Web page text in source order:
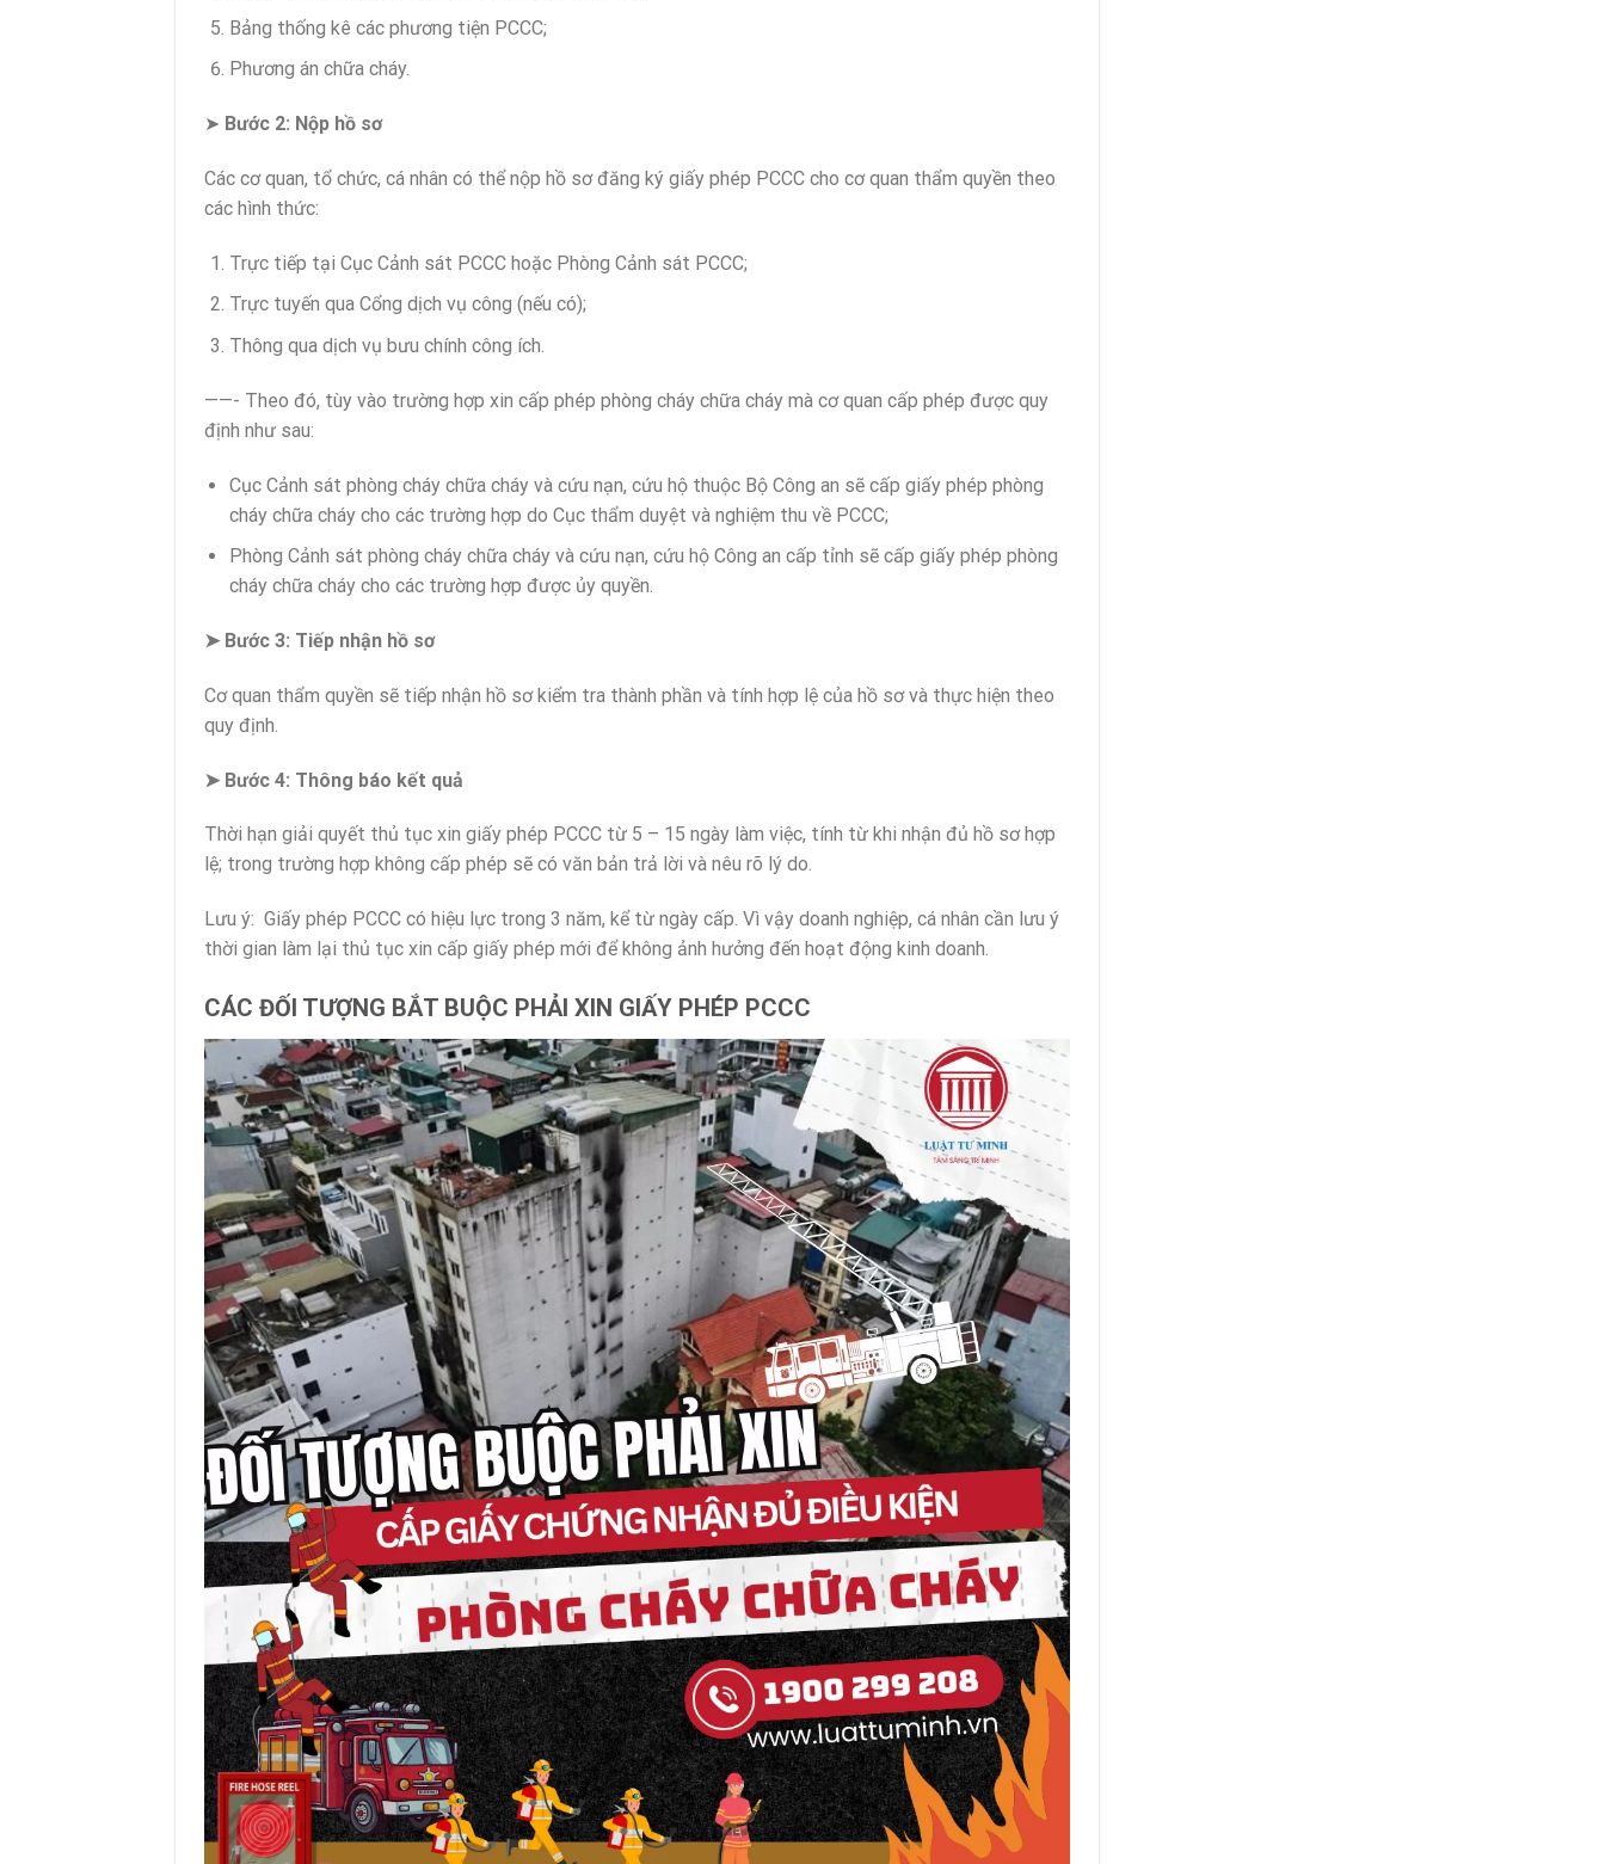
Bảng thống kê các phương tiện PCCC;
Phương án chữa cháy.
➤ Bước 2: Nộp hồ sơ
Các cơ quan, tổ chức, cá nhân có thể nộp hồ sơ đăng ký giấy phép PCCC cho cơ quan thẩm quyền theo
các hình thức:
Trực tiếp tại Cục Cảnh sát PCCC hoặc Phòng Cảnh sát PCCC;
Trực tuyến qua Cổng dịch vụ công (nếu có);
Thông qua dịch vụ bưu chính công ích.
——- Theo đó, tùy vào trường hợp xin cấp phép phòng cháy chữa cháy mà cơ quan cấp phép được quy
định như sau:
Cục Cảnh sát phòng cháy chữa cháy và cứu nạn, cứu hộ thuộc Bộ Công an sẽ cấp giấy phép phòng
cháy chữa cháy cho các trường hợp do Cục thẩm duyệt và nghiệm thu về PCCC;
Phòng Cảnh sát phòng cháy chữa cháy và cứu nạn, cứu hộ Công an cấp tỉnh sẽ cấp giấy phép phòng
cháy chữa cháy cho các trường hợp được ủy quyền.
➤ Bước 3: Tiếp nhận hồ sơ
Cơ quan thẩm quyền sẽ tiếp nhận hồ sơ kiểm tra thành phần và tính hợp lệ của hồ sơ và thực hiện theo
quy định.
➤ Bước 4: Thông báo kết quả
Thời hạn giải quyết thủ tục xin giấy phép PCCC từ 5 – 15 ngày làm việc, tính từ khi nhận đủ hồ sơ hợp
lệ; trong trường hợp không cấp phép sẽ có văn bản trả lời và nêu rõ lý do.
Lưu ý: Giấy phép PCCC có hiệu lực trong 3 năm, kể từ ngày cấp. Vì vậy doanh nghiệp, cá nhân cần lưu ý
thời gian làm lại thủ tục xin cấp giấy phép mới để không ảnh hưởng đến hoạt động kinh doanh.
CÁC ĐỐI TƯỢNG BẮT BUỘC PHẢI XIN GIẤY PHÉP PCCC